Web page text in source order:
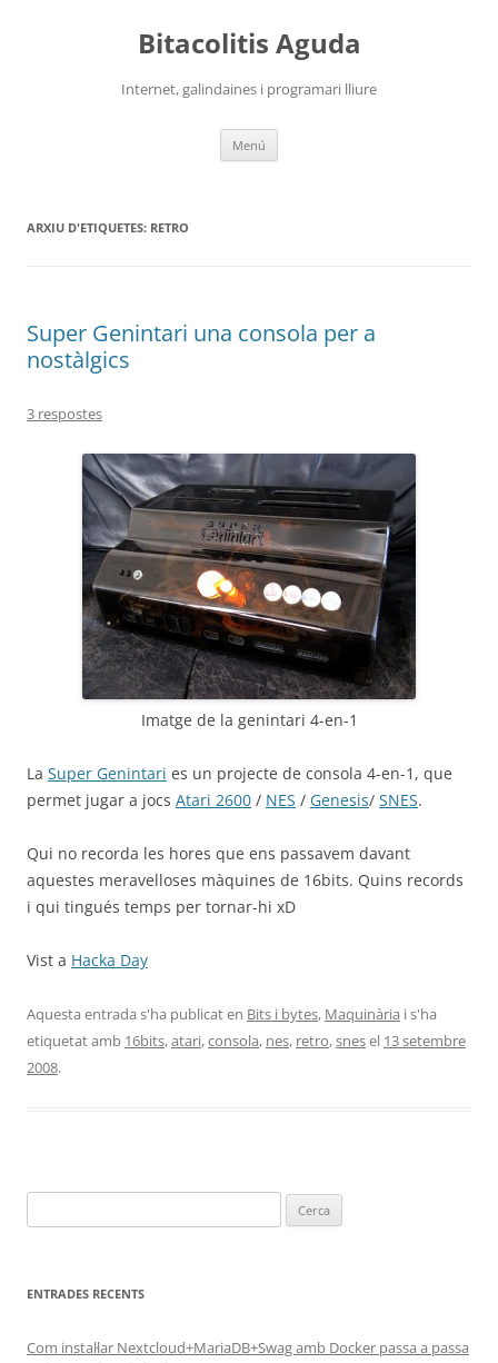
Bitacolitis Aguda
Internet, galindaines i programari lliure
Menú
ARXIU D'ETIQUETES: RETRO
Super Genintari una consola per a
nostàlgics
3 respostes
Imatge de la genintari 4-en-1
La Super Genintari es un projecte de consola 4-en-1, que
permet jugar a jocs Atari 2600 / NES / Genesis/ SNES.
Qui no recorda les hores que ens passavem davant
aquestes meravelloses màquines de 16bits. Quins records
i qui tingués temps per tornar-hi xD
Vist a Hacka Day
Aquesta entrada s'ha publicat en Bits i bytes, Maquinària i s'ha
etiquetat amb 16bits,atari,consola, nes, retro,snesel 13 setembre
2008.
ENTRADES RECENTS
Com instal·lar Nextcloud+MariaDB+Swag amb Docker passa a passa